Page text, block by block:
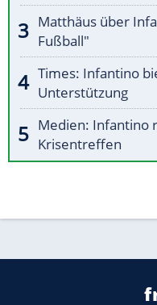
Matthäus über
Fußball"
Times: Infantino
Unterstützung
Medien: Infantino
Krisentreffen